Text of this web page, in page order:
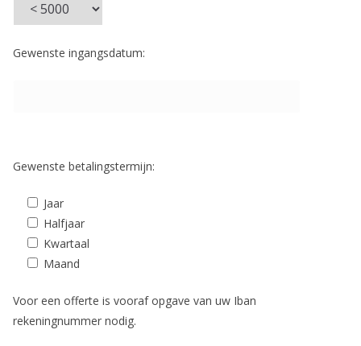
Gewenste ingangsdatum:
Gewenste betalingstermijn:
Jaar
Halfjaar
Kwartaal
Maand
Voor een offerte is vooraf opgave van uw Iban
rekeningnummer nodig.